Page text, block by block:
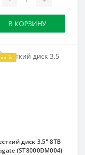
В КОРЗИНУ
диск 3.5" 8TB
(ST8000DM004)